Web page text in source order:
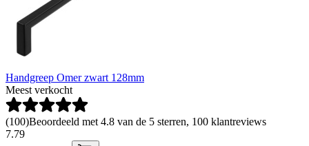
Handgreep Omer zwart 128mm
Meest verkocht
(100)Beoordeeld met 4.8 van de 5 sterren, 100 klantreviews
7.79